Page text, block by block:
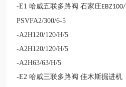
-E1 哈威五联多路阀 石家庄
PSVFA2/300/6-5
-A2H120/120/H/5
-A2H120/120/H/5
-A2H63/63/H/5
-E2 哈威三联多路阀 佳木斯掘进机